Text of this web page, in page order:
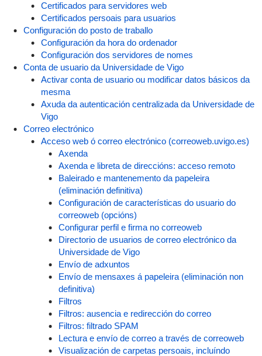
Certificados para servidores web
Certificados persoais para usuarios
Configuración do posto de traballo
Configuración da hora do ordenador
Configuración dos servidores de nomes
Conta de usuario da Universidade de Vigo
Activar conta de usuario ou modificar datos básicos da
mesma
Axuda da autenticación centralizada da Universidade de
Vigo
Correo electrónico
Acceso web ó correo electrónico (correoweb.uvigo.es)
Axenda
Axenda e libreta de direccións: acceso remoto
Baleirado e mantenemento da papeleira
(eliminación definitiva)
Configuración de características do usuario do
correoweb (opcións)
Configurar perfil e firma no correoweb
Directorio de usuarios de correo electrónico da
Universidade de Vigo
Envío de adxuntos
Envío de mensaxes á papeleira (eliminación non
definitiva)
Filtros
Filtros: ausencia e redirección do correo
Filtros: filtrado SPAM
Lectura e envío de correo a través de correoweb
Visualización de carpetas persoais, incluíndo